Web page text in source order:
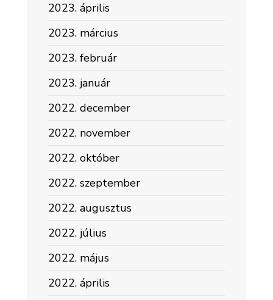
2023. április
2023. március
2023. február
2023. január
2022. december
2022. november
2022. október
2022. szeptember
2022. augusztus
2022. július
2022. május
2022. április